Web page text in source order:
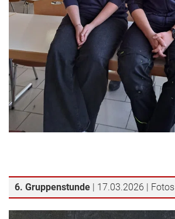
6. Gruppenstunde | 17.03.2026 | Fotos